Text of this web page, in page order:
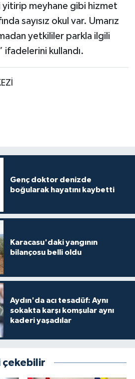
yitirip meyhane gibi hizmet
sayısız okul var. Umarız
yetkililer parkla ilgili
ifadelerini kullandı.
Genç doktor denizde
boğularak hayatını kaybetti
Karacasu'daki yangının
bilançosu belli oldu
Aydın'da acı tesadüf: Aynı
sokakta karşı komşular aynı
kaderi yaşadılar
çekebilir